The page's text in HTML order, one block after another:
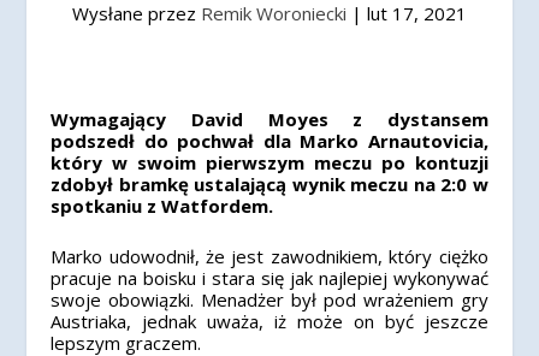
Wysłane przez Remik Woroniecki | lut 17, 2021
Wymagający David Moyes z dystansem
podszedł do pochwał dla Marko Arnautovicia,
który w swoim pierwszym meczu po kontuzji
zdobył bramkę ustalającą wynik meczu na 2:0 w
spotkaniu z Watfordem.
Marko udowodnił, że jest zawodnikiem, który ciężko
pracuje na boisku i stara się jak najlepiej wykonywać
swoje obowiązki. Menadżer był pod wrażeniem gry
Austriaka, jednak uważa, iż może on być jeszcze
lepszym graczem.